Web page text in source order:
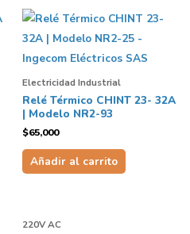
Electricidad Industrial
Relé Térmico CHINT 23- 32A
| Modelo NR2-93
$65,000
Añadir al carrito
220V AC